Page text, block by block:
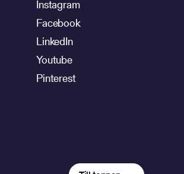
Instagram
Facebook
LinkedIn
Youtube
Pinterest